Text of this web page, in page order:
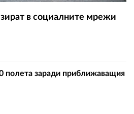
в социалните мрежи
полета заради приближаващия